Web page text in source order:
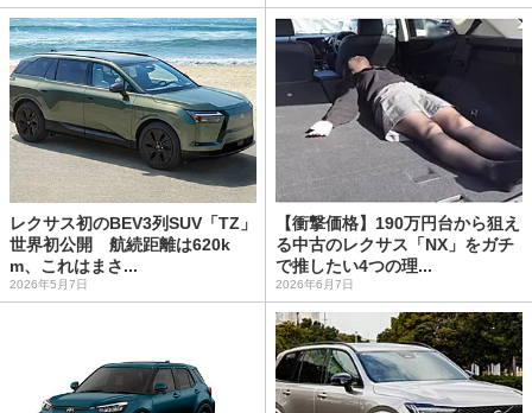
レクサス初のBEV3列SUV「TZ」
世界初公開 航続距離は620k
m、これはまさ...
2026年5月7日
【衝撃価格】190万円台から狙え
る中古のレクサス「NX」をガチ
で推したい4つの理...
2026年6月7日